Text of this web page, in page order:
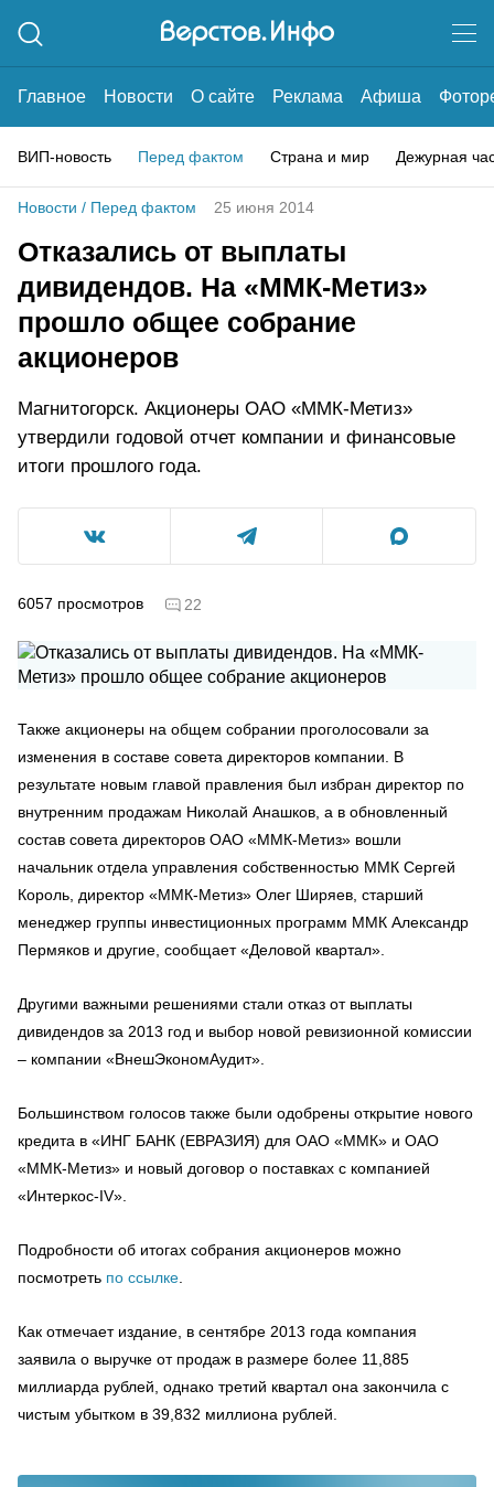
Главное Новости О сайте Реклама Афиша
ВИП-новость Перед фактом Страна и мир Дежурная
Новости / Перед фактом 25 июня 2014
Отказались от выплаты
дивидендов. На «ММК-Метиз»
прошло общее собрание
акционеров
Магнитогорск. Акционеры ОАО «ММК-Метиз»
утвердили годовой отчет компании и финансовые
итоги прошлого года.
6057 просмотров 22
Также акционеры на общем собрании проголосовали за
изменения в составе совета директоров компании. В
результате новым главой правления был избран директор по
внутренним продажам Николай Анашков, а в обновленный
состав совета директоров ОАО «ММК-Метиз» вошли
начальник отдела управления собственностью ММК Сергей
Король, директор «ММК-Метиз» Олег Ширяев, старший
менеджер группы инвестиционных программ ММК Александр
Пермяков и другие, сообщает «Деловой квартал».
Другими важными решениями стали отказ от выплаты
дивидендов за 2013 год и выбор новой ревизионной комиссии
– компании «ВнешЭкономАудит».
Большинством голосов также были одобрены открытие нового
кредита в «ИНГ БАНК (ЕВРАЗИЯ) для ОАО «ММК» и ОАО
«ММК-Метиз» и новый договор о поставках с компанией
«Интеркос-IV».
Подробности об итогах собрания акционеров можно
посмотреть по ссылке
Как отмечает издание, в сентябре 2013 года компания
заявила о выручке от продаж в размере более 11,885
миллиарда рублей, однако третий квартал она закончила с
чистым убытком в 39,832 миллиона рублей.